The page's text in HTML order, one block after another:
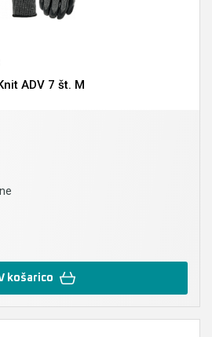
ADV 7 št. M
košarico
kovičniki
prebijalniki za kovino
grelne torbe
črpalke za klime